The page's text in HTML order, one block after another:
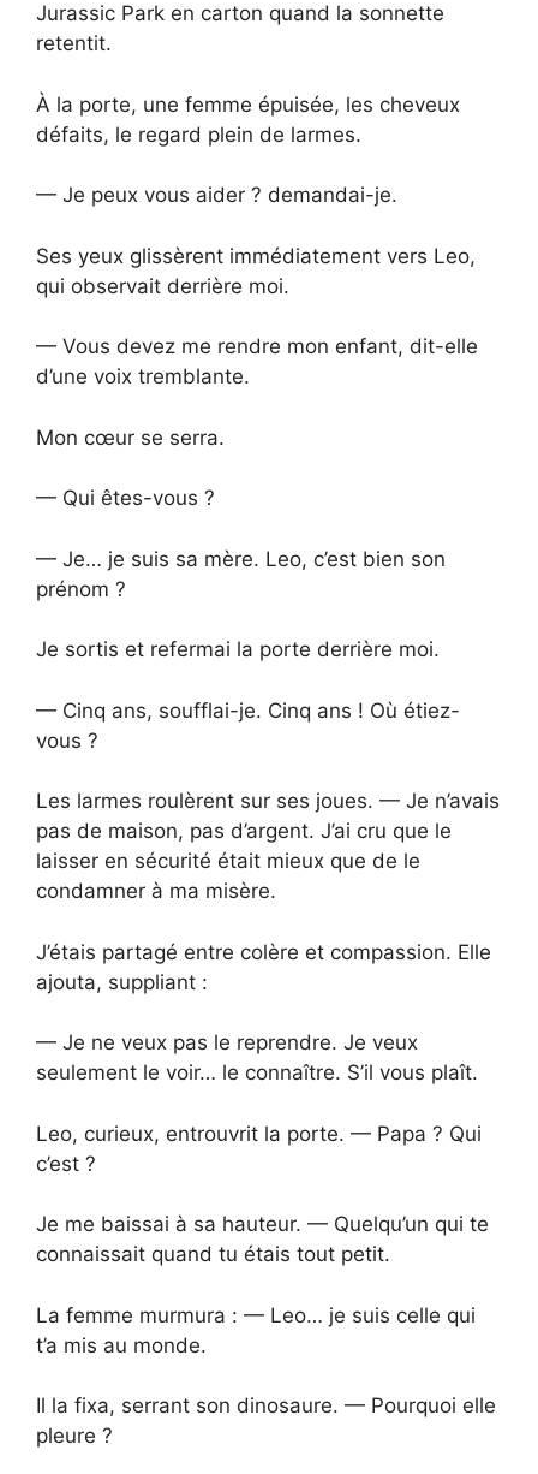
Jurassic Park en carton quand la sonnette
retentit.
À la porte, une femme épuisée, les cheveux
défaits, le regard plein de larmes.
— Je peux vous aider ? demandai-je.
Ses yeux glissèrent immédiatement vers Leo,
qui observait derrière moi.
— Vous devez me rendre mon enfant, dit-elle
d’une voix tremblante.
Mon cœur se serra.
— Qui êtes-vous ?
— Je… je suis sa mère. Leo, c’est bien son
prénom ?
Je sortis et refermai la porte derrière moi.
— Cinq ans, soufflai-je. Cinq ans ! Où étiez-
vous ?
Les larmes roulèrent sur ses joues. — Je n’avais
pas de maison, pas d’argent. J’ai cru que le
laisser en sécurité était mieux que de le
condamner à ma misère.
J’étais partagé entre colère et compassion. Elle
ajouta, suppliant :
— Je ne veux pas le reprendre. Je veux
seulement le voir… le connaître. S’il vous plaît.
Leo, curieux, entrouvrit la porte. — Papa ? Qui
c’est ?
Je me baissai à sa hauteur. — Quelqu’un qui te
connaissait quand tu étais tout petit.
La femme murmura : — Leo… je suis celle qui
t’a mis au monde.
Il la fixa, serrant son dinosaure. — Pourquoi elle
pleure ?